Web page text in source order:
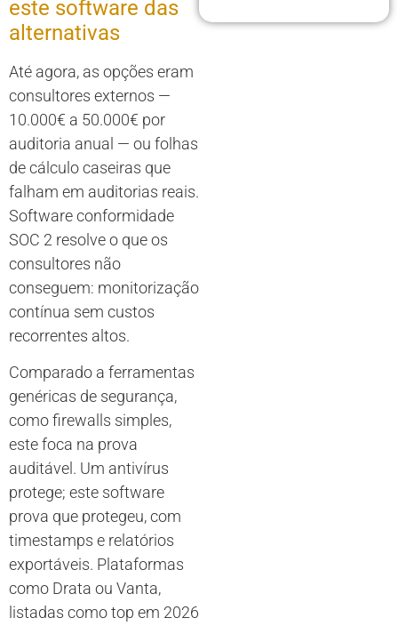
este software das
alternativas
Até agora, as opções eram
consultores externos —
10.000€ a 50.000€ por
auditoria anual — ou folhas
de cálculo caseiras que
falham em auditorias reais.
Software conformidade
SOC 2 resolve o que os
consultores não
conseguem: monitorização
contínua sem custos
recorrentes altos.
Comparado a ferramentas
genéricas de segurança,
como firewalls simples,
este foca na prova
auditável. Um antivírus
protege; este software
prova que protegeu, com
timestamps e relatórios
exportáveis. Plataformas
como Drata ou Vanta,
listadas como top em 2026